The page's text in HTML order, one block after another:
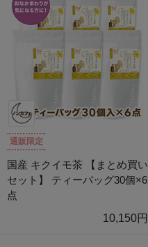
通販限定
国産 キクイモ茶 【まとめ買い
セット】 ティーバッグ30個×6
点
10,150円